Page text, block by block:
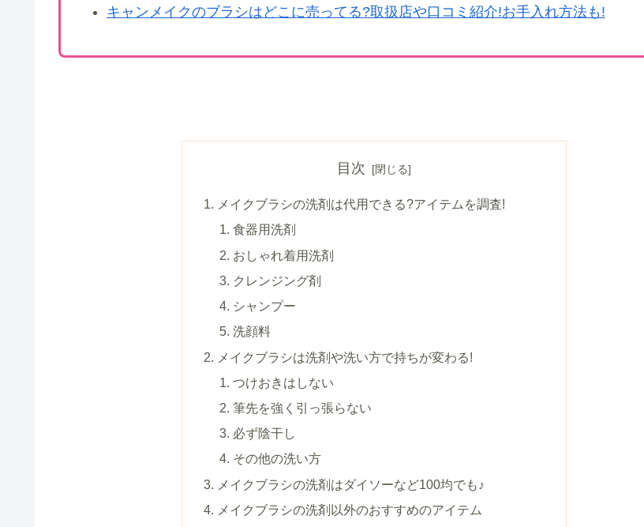
キャンメイクのブラシはどこに売ってる?取扱店や口コミ紹介!お手入れ方法も!
目次
メイクブラシの洗剤は代用できる?アイテムを調査!
食器用洗剤
おしゃれ着用洗剤
クレンジング剤
シャンプー
洗顔料
メイクブラシは洗剤や洗い方で持ちが変わる!
つけおきはしない
筆先を強く引っ張らない
必ず陰干し
その他の洗い方
メイクブラシの洗剤はダイソーなど100均でも♪
メイクブラシの洗剤以外のおすすめのアイテム